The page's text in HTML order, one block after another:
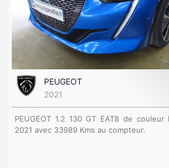
PEUGEOT
2021
PEUGEOT 1.2 130 GT EAT8 de couleur
2021 avec 33989 Kms au compteur.